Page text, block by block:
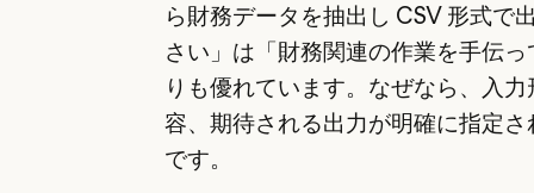
ら財務データを抽出し CSV 形式で
さい」は「財務関連の作業を手伝
りも優れています。なぜなら、入
容、期待される出力が明確に指定
です。